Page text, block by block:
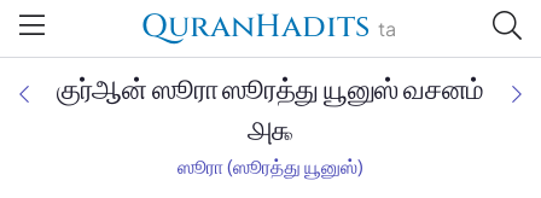
QuranHadits ta
Jan Trust Foundation
குர்ஆன் ஸூரா ஸூரத்து யூனுஸ் வசனம்
௮௯
ஸூரா (ஸூரத்து யூனுஸ்)